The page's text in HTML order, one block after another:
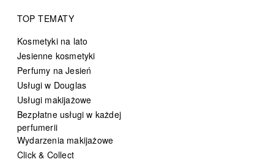
TOP TEMATY
Kosmetyki na lato
Jesienne kosmetyki
Perfumy na Jesień
Usługi w Douglas
Usługi makijażowe
Bezpłatne usługi w każdej
perfumerii
Wydarzenia makijażowe
Click & Collect